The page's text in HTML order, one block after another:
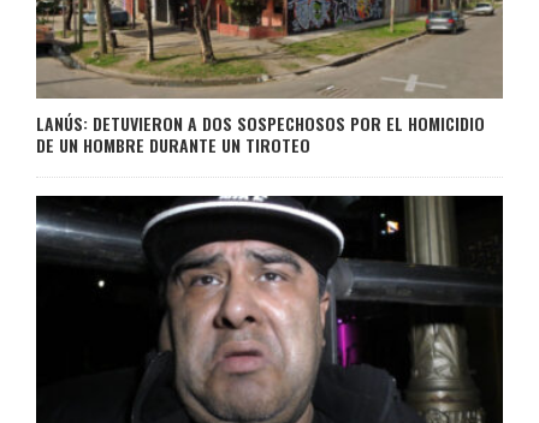
LANÚS: DETUVIERON A DOS SOSPECHOSOS POR EL HOMICIDIO
DE UN HOMBRE DURANTE UN TIROTEO